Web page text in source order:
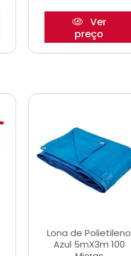
Ver
preço
Lona de Polietileno
Azul 5mX3m 100